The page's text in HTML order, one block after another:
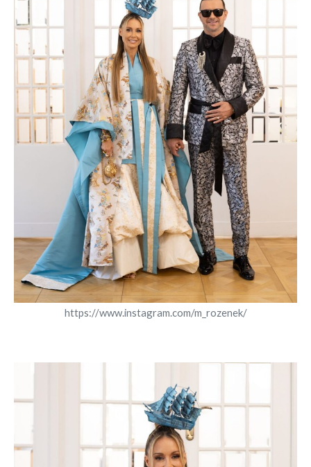
https://www.instagram.com/m_rozenek/